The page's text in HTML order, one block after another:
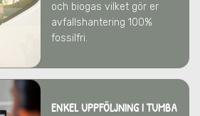
och biogas vilket gör er
avfallshantering 100%
fossilfri.
ENKEL UPPFÖLJNING I TUMBA